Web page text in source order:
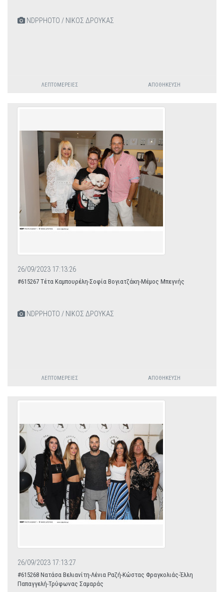
NDPPHOTO / ΝΙΚΟΣ ΔΡΟΥΚΑΣ
ΛΕΠΤΟΜΈΡΕΙΕΣ ΑΠΟΘΉΚΕΥΣΗ
26/09/2023 17:13:26
#615267 Τέτα Καμπουρέλη-Σοφία Βογιατζάκη-Μέμος Μπεγνής
NDPPHOTO / ΝΙΚΟΣ ΔΡΟΥΚΑΣ
ΛΕΠΤΟΜΈΡΕΙΕΣ ΑΠΟΘΉΚΕΥΣΗ
26/09/2023 17:13:27
#615268 Νατάσα Βελιανίτη-Λένια Ραζή-Κώστας Φραγκολιάς-Έλλη
Παπαγγελή-Τρύφωνας Σαμαράς